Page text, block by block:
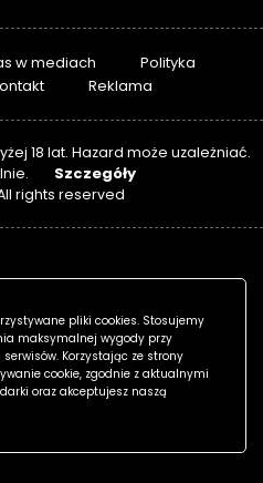
w mediach
Polityka
Reklama
18 lat. Hazard może uzależniać.
Szczegóły
rights reserved
pliki cookies. Stosujemy
maksymalnej wygody przy
Korzystając ze strony
cookie, zgodnie z aktualnymi
oraz akceptujesz naszą